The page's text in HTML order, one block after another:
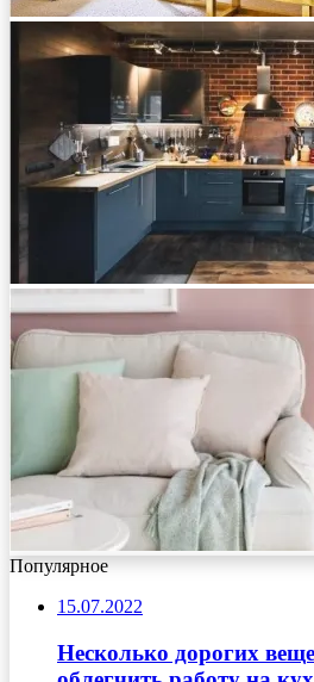
Популярное
15.07.2022
Несколько дорогих